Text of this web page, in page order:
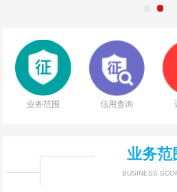
业务范围 信用查询
业务范
BUSINESS